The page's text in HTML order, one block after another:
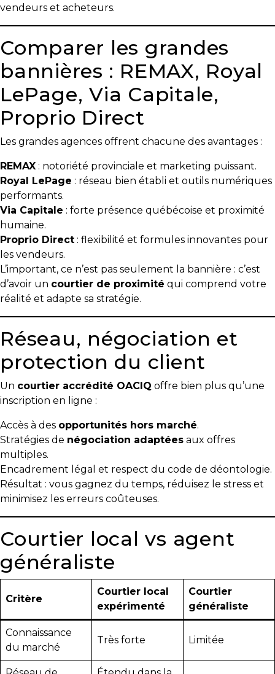
vendeurs et acheteurs.
Comparer les grandes
bannières : REMAX, Royal
LePage, Via Capitale,
Proprio Direct
Les grandes agences offrent chacune des avantages :
REMAX : notoriété provinciale et marketing puissant.
Royal LePage : réseau bien établi et outils numériques
performants.
Via Capitale : forte présence québécoise et proximité
humaine.
Proprio Direct : flexibilité et formules innovantes pour
les vendeurs.
L’important, ce n’est pas seulement la bannière : c’est
d’avoir un courtier de proximité qui comprend votre
réalité et adapte sa stratégie.
Réseau, négociation et
protection du client
Un courtier accrédité OACIQ offre bien plus qu’une
inscription en ligne :
Accès à des opportunités hors marché.
Stratégies de négociation adaptées aux offres
multiples.
Encadrement légal et respect du code de déontologie.
Résultat : vous gagnez du temps, réduisez le stress et
minimisez les erreurs coûteuses.
Courtier local vs agent
généraliste
Critère
Courtier local
expérimenté
Courtier
généraliste
Connaissance
du marché
Très forte Limitée